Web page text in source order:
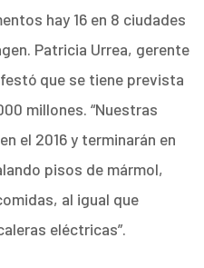
hay 16 en 8 ciudades
Patricia Urrea, gerente
que se tiene prevista
millones. “Nuestras
el 2016 y terminarán en
pisos de mármol,
al igual que
eléctricas”.